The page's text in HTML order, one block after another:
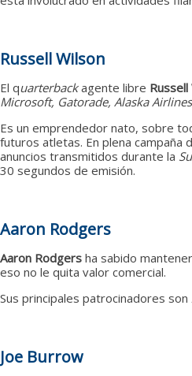
Russell Wilson
El quarterbackagente libre Russell
Microsoft, Gatorade, Alaska
Es un emprendedor nato, sobre
futuros atletas. En plena campaña
anuncios transmitidos durante la
30 segundos de emisión.
Aaron Rodgers
Aaron Rodgers ha sabido
eso no le quita valor comercial.
Sus principales patrocinadores son
Joe Burrow